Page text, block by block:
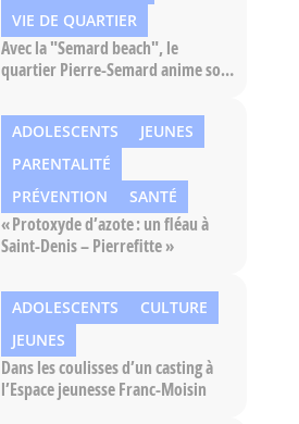
VIE DE QUARTIER
Avec la "Semard beach", le
quartier Pierre-Semard anime son
ADOLESCENTS
JEUNES
PARENTALITÉ
PRÉVENTION
SANTÉ
« Protoxyde d’azote : un fléau à
Saint-Denis – Pierrefitte »
ADOLESCENTS
CULTURE
JEUNES
Dans les coulisses d’un casting à
l’Espace jeunesse Franc-Moisin